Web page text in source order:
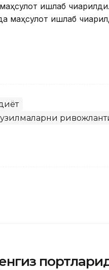
ишлаб
маҳсулот ишлаб